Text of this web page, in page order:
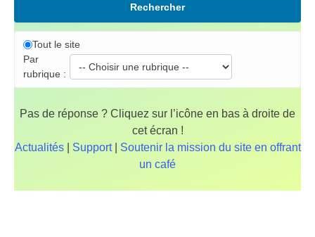
Rechercher
Tout le site
Par
rubrique :
Pas de réponse ? Cliquez sur l’icône en bas à droite de
cet écran !
Actualités| Support| Soutenir la mission du site en offrant
un café